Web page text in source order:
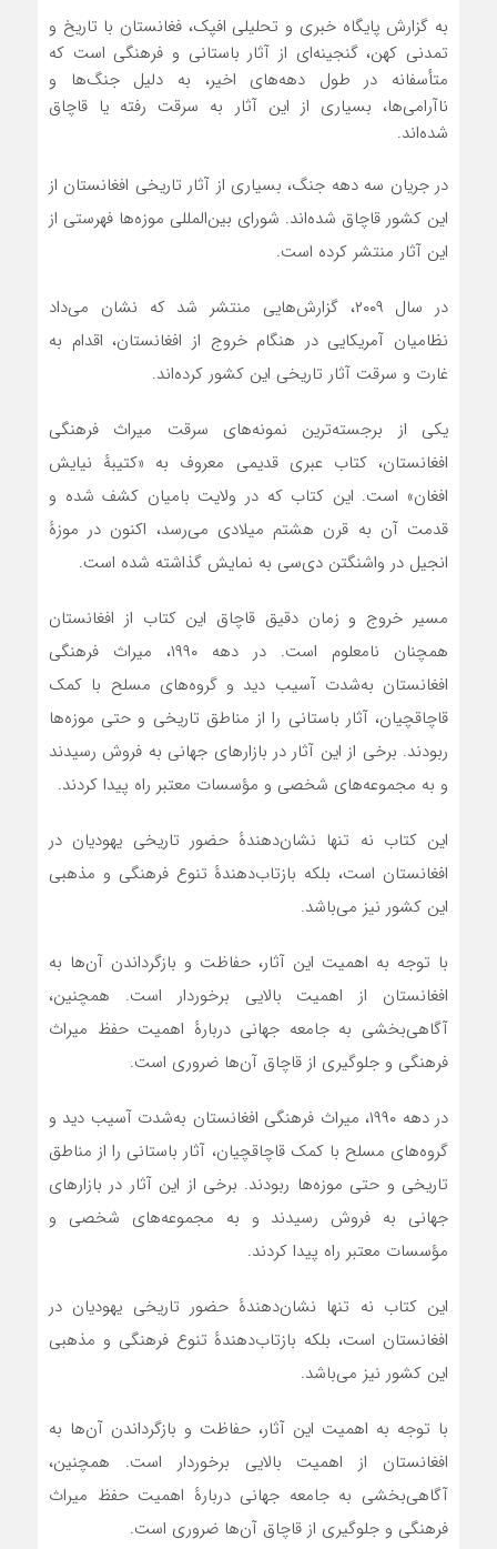
به گزارش پایگاه خبری و تحلیلی افپک، فغانستان با تاریخ و
تمدنی کهن، گنجینه‌ای از آثار باستانی و فرهنگی است که
متأسفانه در طول دهه‌های اخیر، به دلیل جنگ‌ها و
ناآرامی‌ها، بسیاری از این آثار به سرقت رفته یا قاچاق
شده‌اند.
در جریان سه دهه جنگ، بسیاری از آثار تاریخی افغانستان از
این کشور قاچاق شده‌اند. شورای بین‌المللی موزه‌ها فهرستی از
این آثار منتشر کرده است.
در سال ۲۰۰۹، گزارش‌هایی منتشر شد که نشان می‌داد
نظامیان آمریکایی در هنگام خروج از افغانستان، اقدام به
غارت و سرقت آثار تاریخی این کشور کرده‌اند.
یکی از برجسته‌ترین نمونه‌های سرقت میراث فرهنگی
افغانستان، کتاب عبری قدیمی معروف به «کتیبهٔ نیایش
افغان» است. این کتاب که در ولایت بامیان کشف شده و
قدمت آن به قرن هشتم میلادی می‌رسد، اکنون در موزهٔ
انجیل در واشنگتن دی‌سی به نمایش گذاشته شده است.
مسیر خروج و زمان دقیق قاچاق این کتاب از افغانستان
همچنان نامعلوم است. در دهه ۱۹۹۰، میراث فرهنگی
افغانستان به‌شدت آسیب دید و گروه‌های مسلح با کمک
قاچاقچیان، آثار باستانی را از مناطق تاریخی و حتی موزه‌ها
ربودند. برخی از این آثار در بازارهای جهانی به فروش رسیدند
و به مجموعه‌های شخصی و مؤسسات معتبر راه پیدا کردند.
این کتاب نه تنها نشان‌دهندهٔ حضور تاریخی یهودیان در
افغانستان است، بلکه بازتاب‌دهندهٔ تنوع فرهنگی و مذهبی
این کشور نیز می‌باشد.
با توجه به اهمیت این آثار، حفاظت و بازگرداندن آن‌ها به
افغانستان از اهمیت بالایی برخوردار است. همچنین،
آگاهی‌بخشی به جامعه جهانی دربارهٔ اهمیت حفظ میراث
فرهنگی و جلوگیری از قاچاق آن‌ها ضروری است.
در دهه ۱۹۹۰، میراث فرهنگی افغانستان به‌شدت آسیب دید و
گروه‌های مسلح با کمک قاچاقچیان، آثار باستانی را از مناطق
تاریخی و حتی موزه‌ها ربودند. برخی از این آثار در بازارهای
جهانی به فروش رسیدند و به مجموعه‌های شخصی و
مؤسسات معتبر راه پیدا کردند.
این کتاب نه تنها نشان‌دهندهٔ حضور تاریخی یهودیان در
افغانستان است، بلکه بازتاب‌دهندهٔ تنوع فرهنگی و مذهبی
این کشور نیز می‌باشد.
با توجه به اهمیت این آثار، حفاظت و بازگرداندن آن‌ها به
افغانستان از اهمیت بالایی برخوردار است. همچنین،
آگاهی‌بخشی به جامعه جهانی دربارهٔ اهمیت حفظ میراث
فرهنگی و جلوگیری از قاچاق آن‌ها ضروری است.